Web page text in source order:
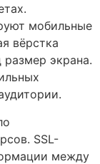
мобильные
вёрстка
размер экрана.
SSL-
между